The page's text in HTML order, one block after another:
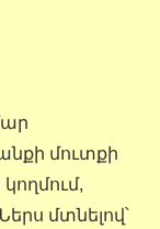
մուտքի
մտնելով՝